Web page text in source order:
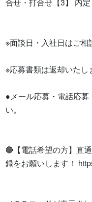
合せ・打合せ【3】 内定
※面談日・入社日はご相
※応募書類は返却いたし
●メール応募・電話応
い。
🔵【電話希望の方】直
録をお願いします！